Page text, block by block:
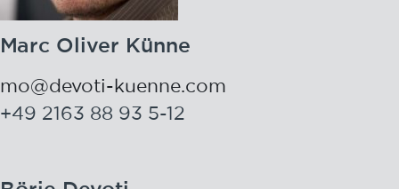
Marc Oliver Künne
mo@devoti-kuenne.com
+49 2163 88 93 5-12